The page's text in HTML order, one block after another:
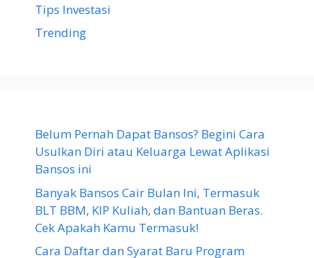
Tips Investasi
Trending
Belum Pernah Dapat Bansos? Begini Cara
Usulkan Diri atau Keluarga Lewat Aplikasi
Bansos ini
Banyak Bansos Cair Bulan Ini, Termasuk
BLT BBM, KIP Kuliah, dan Bantuan Beras.
Cek Apakah Kamu Termasuk!
Cara Daftar dan Syarat Baru Program